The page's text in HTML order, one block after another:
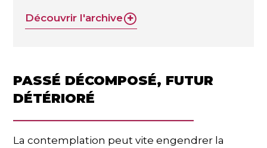
Découvrir l'archive
PASSÉ DÉCOMPOSÉ, FUTUR
DÉTÉRIORÉ
La contemplation peut vite engendrer la